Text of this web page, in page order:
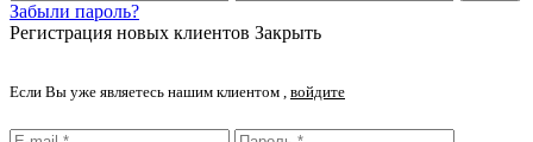
Забыли пароль?
Регистрация новых клиентов Закрыть
Если Вы уже являетесь нашим клиентом , войдите